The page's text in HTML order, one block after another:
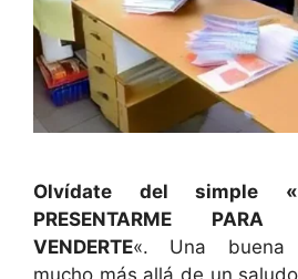
Olvídate del simple
PRESENTARME
VENDERTE«. Una buena